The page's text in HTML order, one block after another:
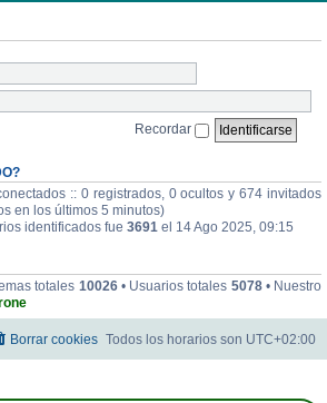
Recordar
:: 0 registrados, 0 ocultos y 674 invitados
en los últimos 5 minutos)
identificados fue 3691 el 14 Ago 2025, 09:15
totales 10026• Usuarios totales 5078• Nuestro
Todos los horarios son UTC+02:00
Borrar cookies